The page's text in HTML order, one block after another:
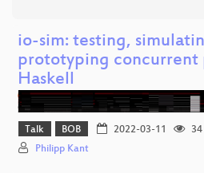
io-sim: testing,
prototyping concurrent
Haskell
Talk BOB 2022-03-11
34
Philipp Kant